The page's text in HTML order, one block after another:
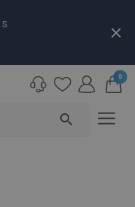
S close
search
0